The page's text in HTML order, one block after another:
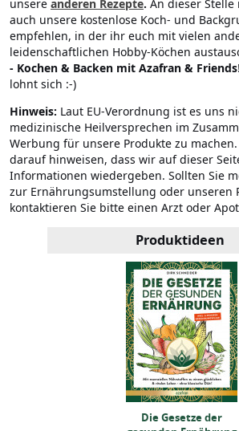
unsere anderen Rezepte. An dieser
auch unsere kostenlose Koch- und
empfehlen, in der ihr euch mit vielen
leidenschaftlichen Hobby-Köchen
- Kochen & Backen mit Azafran & Friends
lohnt sich :-)
Hinweis: Laut EU-Verordnung ist es uns
medizinische Heilversprechen im
Werbung für unsere Produkte zu
darauf hinweisen, dass wir auf dieser
Informationen wiedergeben. Sollten Sie
zur Ernährungsumstellung oder unseren
kontaktieren Sie bitte einen Arzt oder
Produktideen
Die Gesetze der